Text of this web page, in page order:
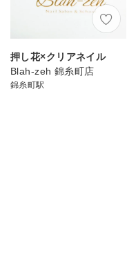
押し花×クリアネイル
Blah-zeh 錦糸町店
錦糸町駅